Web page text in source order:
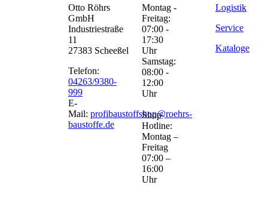
Otto Röhrs
GmbH
Industriestraße
11
27383 Scheeßel
Telefon:
04263/9380-
999
E-
Mail: profibaustoffshop@roehrs-
baustoffe.de
Montag -
Freitag:
07:00 -
17:30
Uhr
Samstag:
08:00 -
12:00
Uhr
Shop-
Hotline:
Montag –
Freitag
07:00 –
16:00
Uhr
Logistik
Service
Kataloge